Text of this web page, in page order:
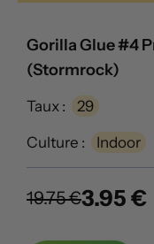
Gorilla Glue #4
(Stormrock)
Taux : 29
Culture : Indoor
19.75 €3.95 €